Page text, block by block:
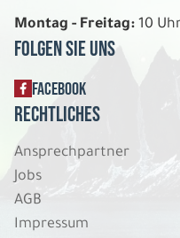
Montag - Freitag: 10
Folgen Sie uns
FACEBOOK
Rechtliches
Ansprechpartner
Jobs
AGB
Impressum